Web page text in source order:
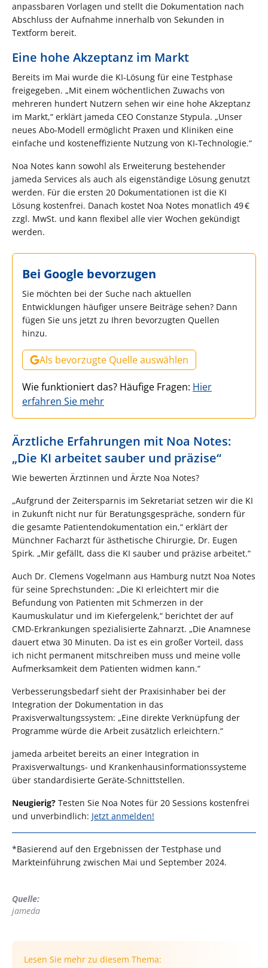
anpassbaren Vorlagen und stellt die Dokumentation nach
Abschluss der Aufnahme innerhalb von Sekunden in
Textform bereit.
Eine hohe Akzeptanz im Markt
Bereits im Mai wurde die KI-Lösung für eine Testphase
freigegeben. „Mit einem wöchentlichen Zuwachs von
mehreren hundert Nutzern sehen wir eine hohe Akzeptanz
im Markt,“ erklärt jameda CEO Constanze Stypula. „Unser
neues Abo-Modell ermöglicht Praxen und Kliniken eine
einfache und kosteneffiziente Nutzung von KI-Technologie.“
Noa Notes kann sowohl als Erweiterung bestehender
jameda Services als auch als eigenständige Lösung genutzt
werden. Für die ersten 20 Dokumentationen ist die KI
Lösung kostenfrei. Danach kostet Noa Notes monatlich 49 €
zzgl. MwSt. und kann flexibel alle vier Wochen gekündigt
werden.
Bei Google bevorzugen
Sie möchten bei der Suche nach aktuellen
Entwicklungen häufiger unsere Beiträge sehen? Dann
fügen Sie uns jetzt zu Ihren bevorzugten Quellen
hinzu.
Als bevorzugte Quelle auswählen
Wie funktioniert das? Häufige Fragen: Hier
erfahren Sie mehr
Ärztliche Erfahrungen mit Noa Notes:
„Die KI arbeitet sauber und präzise“
Wie bewerten Ärztinnen und Ärzte Noa Notes?
„Aufgrund der Zeitersparnis im Sekretariat setzen wir die KI
in Zukunft nicht nur für Beratungsgespräche, sondern für
die gesamte Patientendokumentation ein,“ erklärt der
Münchner Facharzt für ästhetische Chirurgie, Dr. Eugen
Spirk. „Mir gefällt, dass die KI sauber und präzise arbeitet.“
Auch Dr. Clemens Vogelmann aus Hamburg nutzt Noa Notes
für seine Sprechstunden: „Die KI erleichtert mir die
Befundung von Patienten mit Schmerzen in der
Kaumuskulatur und im Kiefergelenk,“ berichtet der auf
CMD-Erkrankungen spezialisierte Zahnarzt. „Die Anamnese
dauert etwa 30 Minuten. Da ist es ein großer Vorteil, dass
ich nicht permanent mitschreiben muss und meine volle
Aufmerksamkeit dem Patienten widmen kann.“
Verbesserungsbedarf sieht der Praxisinhaber bei der
Integration der Dokumentation in das
Praxisverwaltungssystem: „Eine direkte Verknüpfung der
Programme würde die Arbeit zusätzlich erleichtern.“
jameda arbeitet bereits an einer Integration in
Praxisverwaltungs- und Krankenhausinformationssysteme
über standardisierte Geräte-Schnittstellen.
Neugierig? Testen Sie Noa Notes für 20 Sessions kostenfrei
und unverbindlich: Jetzt anmelden!
*Basierend auf den Ergebnissen der Testphase und
Markteinführung zwischen Mai und September 2024.
Quelle:
jameda
Lesen Sie mehr zu diesem Thema: